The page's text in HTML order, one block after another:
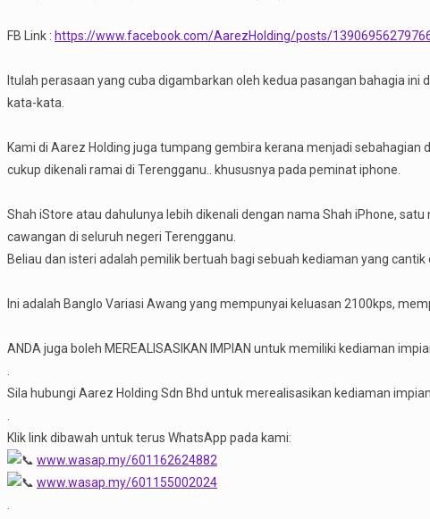
FB Link : https://www.facebook.com/AarezHolding/posts/
Itulah perasaan yang cuba digambarkan oleh kedua pasangan bahagia
kata-kata.
Kami di Aarez Holding juga tumpang gembira kerana menjadi
cukup dikenali ramai di Terengganu.. khususnya pada peminat iphone.
Shah iStore atau dahulunya lebih dikenali dengan nama Shah iPhone,
cawangan di seluruh negeri Terengganu.
Beliau dan isteri adalah pemilik bertuah bagi sebuah kediaman yang
Ini adalah Banglo Variasi Awang yang mempunyai keluasan 2100kps,
ANDA juga boleh MEREALISASIKAN IMPIAN untuk memiliki kediaman
.
Sila hubungi Aarez Holding Sdn Bhd untuk merealisasikan kediaman
.
Klik link dibawah untuk terus WhatsApp pada kami:
www.wasap.my/601162624882
www.wasap.my/601155002024
.